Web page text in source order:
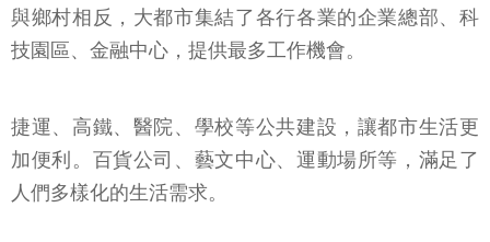
與鄉村相反，大都市集結了各行各業的企業總部、科
技園區、金融中心，提供最多工作機會。
捷運、高鐵、醫院、學校等公共建設，讓都市生活更
加便利。百貨公司、藝文中心、運動場所等，滿足了
人們多樣化的生活需求。